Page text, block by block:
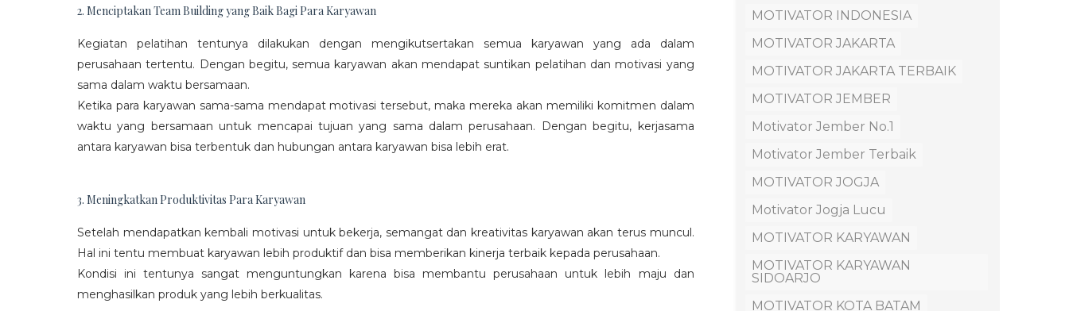
2. Menciptakan Team Building yang Baik Bagi Para Karyawan
Kegiatan pelatihan tentunya dilakukan dengan mengikutsertakan semua karyawan yang ada dalam
perusahaan tertentu. Dengan begitu, semua karyawan akan mendapat suntikan pelatihan dan motivasi yang
sama dalam waktu bersamaan.
Ketika para karyawan sama-sama mendapat motivasi tersebut, maka mereka akan memiliki komitmen dalam
waktu yang bersamaan untuk mencapai tujuan yang sama dalam perusahaan. Dengan begitu, kerjasama
antara karyawan bisa terbentuk dan hubungan antara karyawan bisa lebih erat.
3. Meningkatkan Produktivitas Para Karyawan
Setelah mendapatkan kembali motivasi untuk bekerja, semangat dan kreativitas karyawan akan terus muncul.
Hal ini tentu membuat karyawan lebih produktif dan bisa memberikan kinerja terbaik kepada perusahaan.
Kondisi ini tentunya sangat menguntungkan karena bisa membantu perusahaan untuk lebih maju dan
menghasilkan produk yang lebih berkualitas.
MOTIVATOR INDONESIA
MOTIVATOR JAKARTA
MOTIVATOR JAKARTA TERBAIK
MOTIVATOR JEMBER
Motivator Jember No.1
Motivator Jember Terbaik
MOTIVATOR JOGJA
Motivator Jogja Lucu
MOTIVATOR KARYAWAN
MOTIVATOR KARYAWAN
SIDOARJO
MOTIVATOR KOTA BATAM